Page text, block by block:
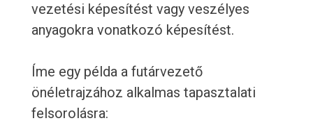
vezetési képesítést vagy veszélyes
anyagokra vonatkozó képesítést.
Íme egy példa a futárvezető
önéletrajzához alkalmas tapasztalati
felsorolásra: